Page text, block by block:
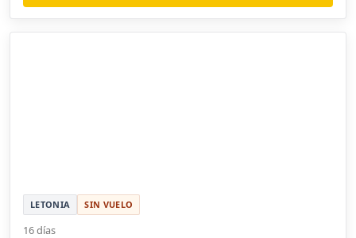
LETONIA SIN VUELO
16 días